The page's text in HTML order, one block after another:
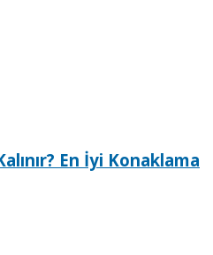
En İyi Konaklama